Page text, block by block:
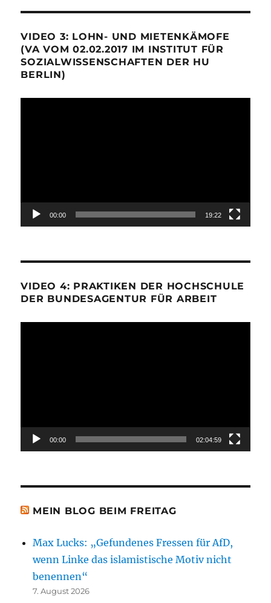
VIDEO 3: LOHN- UND MIETENKÄMOFE
(VA VOM 02.02.2017 IM INSTITUT FÜR
SOZIALWISSENSCHAFTEN DER HU
BERLIN)
00:00 19:22
VIDEO 4: PRAKTIKEN DER HOCHSCHULE
DER BUNDESAGENTUR FÜR ARBEIT
00:00 02:04:59
MEIN BLOG BEIM FREITAG
Max Lucks: „Gefundenes Fressen für AfD,
wenn Linke das islamistische Motiv nicht
benennen“
7. August 2026